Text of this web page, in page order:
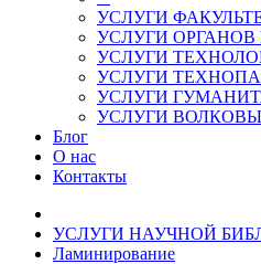
УСЛУГИ
УСЛУГИ ОРГАНОВ
УСЛУГИ
УСЛУГИ
УСЛУГИ
УСЛУГИ
Блог
О нас
Контакты
УСЛУГИ НАУЧНОЙ
Ламинирование